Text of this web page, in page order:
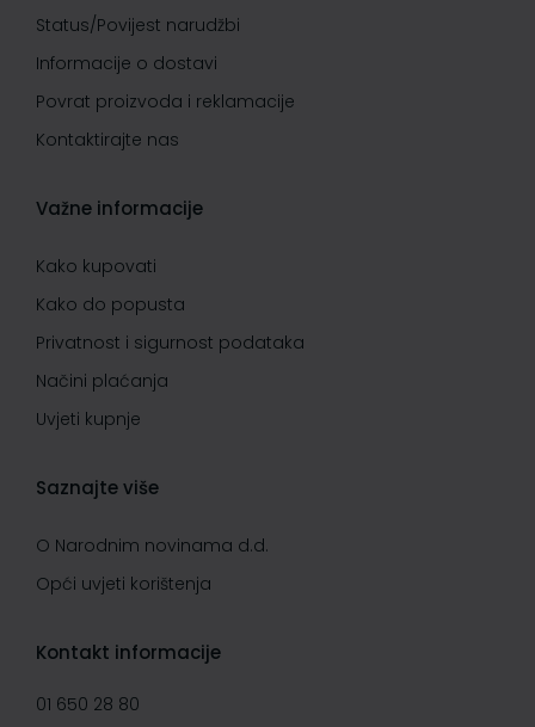
Status/Povijest narudžbi
Informacije o dostavi
Povrat proizvoda i reklamacije
Kontaktirajte nas
Važne informacije
Kako kupovati
Kako do popusta
Privatnost i sigurnost podataka
Načini plaćanja
Uvjeti kupnje
Saznajte više
O Narodnim novinama d.d.
Opći uvjeti korištenja
Kontakt informacije
01 650 28 80